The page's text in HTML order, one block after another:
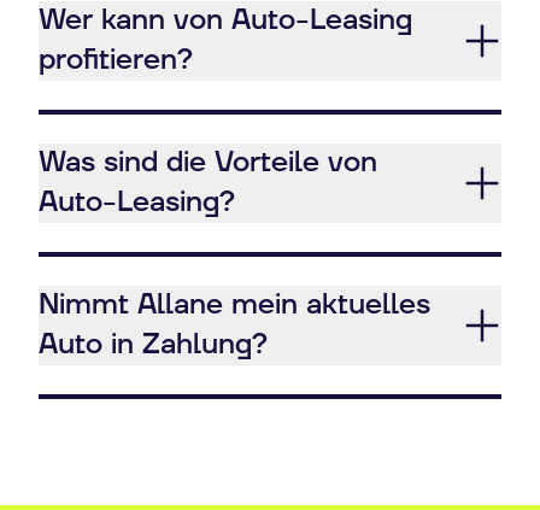
Wer kann von Auto-Leasing
profitieren?
Was sind die Vorteile von
Auto-Leasing?
Nimmt Allane mein aktuelles
Auto in Zahlung?